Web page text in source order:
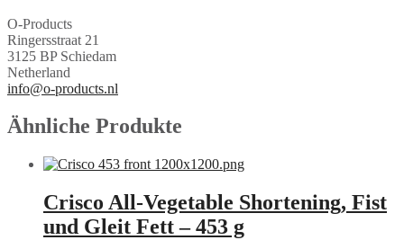
O-Products
Ringersstraat 21
3125 BP Schiedam
Netherland
info@o-products.nl
Ähnliche Produkte
Crisco All-Vegetable Shortening, Fist
und Gleit Fett – 453 g